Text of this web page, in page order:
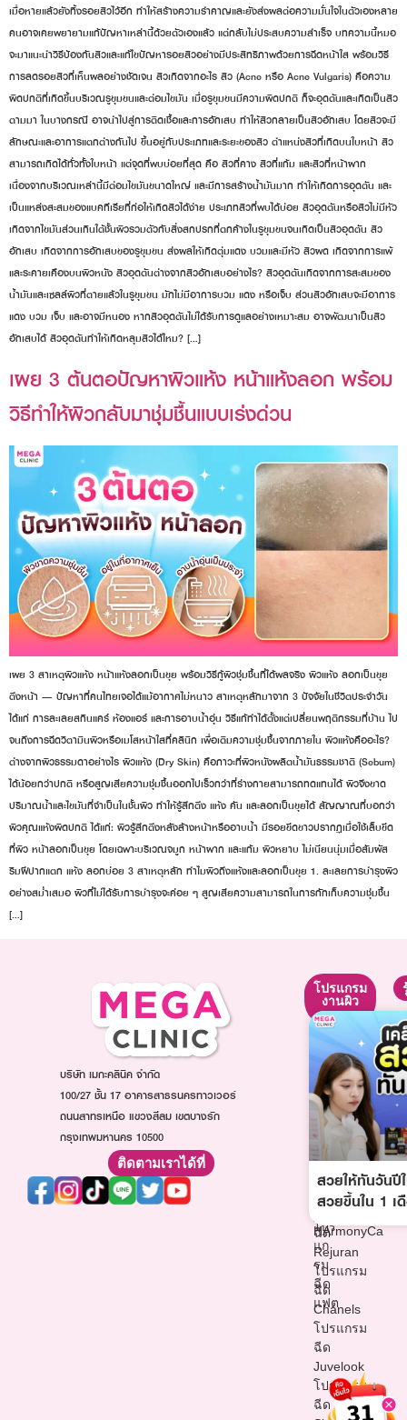
เมื่อหายแล้วยังทิ้งรอยสิวไว้อีก ทำให้สร้างความรำคาญและยังส่งผลต่อความมั่นใจในตัวเองหลาย
คนอาจเคยพยายามแก้ปัญหาเหล่านี้ด้วยตัวเองแล้ว แต่กลับไม่ประสบความสำเร็จ บทความนี้หมอ
จะมาแนะนำวิธีป้องกันสิวและแก้ไขปัญหารอยสิวอย่างมีประสิทธิภาพด้วยการฉีดหน้าใส พร้อมวิธี
การลดรอยสิวที่เห็นผลอย่างชัดเจน สิวเกิดจากอะไร สิว (Acne หรือ Acne Vulgaris) คือความ
ผิดปกติที่เกิดขึ้นบริเวณรูขุมขนและต่อมไขมัน เมื่อรูขุมขนมีความผิดปกติ ก็จะอุดตันและเกิดเป็นสิว
ตามมา ในบางกรณี อาจนำไปสู่การติดเชื้อและการอักเสบ ทำให้สิวกลายเป็นสิวอักเสบ โดยสิวจะมี
ลักษณะและอาการแตกต่างกันไป ขึ้นอยู่กับประเภทและระยะของสิว ตำแหน่งสิวที่เกิดบนใบหน้า สิว
สามารถเกิดได้ทั่วทั้งใบหน้า แต่จุดที่พบบ่อยที่สุด คือ สิวที่คาง สิวที่แก้ม และสิวที่หน้าผาก
เนื่องจากบริเวณเหล่านี้มีต่อมไขมันขนาดใหญ่ และมีการสร้างน้ำมันมาก ทำให้เกิดการอุดตัน และ
เป็นแหล่งสะสมของแบคทีเรียที่ก่อให้เกิดสิวได้ง่าย ประเภทสิวที่พบได้บ่อย สิวอุดตันหรือสิวไม่มีหัว
เกิดจากไขมันส่วนเกินใต้ชั้นผิวรวมตัวกับสิ่งสกปรกที่ตกค้างในรูขุมขนจนเกิดเป็นสิวอุดตัน สิว
อักเสบ เกิดจากการอักเสบของรูขุมขน ส่งผลให้เกิดตุ่มแดง บวมและมีหัว สิวผด เกิดจากการแพ้
และระคายเคืองบนผิวหนัง สิวอุดตันต่างจากสิวอักเสบอย่างไร? สิวอุดตันเกิดจากการสะสมของ
น้ำมันและเซลล์ผิวที่ตายแล้วในรูขุมขน มักไม่มีอาการบวม แดง หรือเจ็บ ส่วนสิวอักเสบจะมีอาการ
แดง บวม เจ็บ และอาจมีหนอง หากสิวอุดตันไม่ได้รับการดูแลอย่างเหมาะสม อาจพัฒนาเป็นสิว
อักเสบได้ สิวอุดตันทำให้เกิดหลุมสิวได้ไหม? […]
เผย 3 ต้นตอปัญหาผิวแห้ง หน้าแห้งลอก พร้อม
วิธีทำให้ผิวกลับมาชุ่มชื้นแบบเร่งด่วน
เผย 3 สาเหตุผิวแห้ง หน้าแห้งลอกเป็นขุย พร้อมวิธีกู้ผิวชุ่มชื้นที่ได้ผลจริง ผิวแห้ง ลอกเป็นขุย
ตึงหน้า — ปัญหาที่คนไทยเจอได้แม้อากาศไม่หนาว สาเหตุหลักมาจาก 3 ปัจจัยในชีวิตประจำวัน
ได้แก่ การละเลยสกินแคร์ ห้องแอร์ และการอาบน้ำอุ่น วิธีแก้ทำได้ตั้งแต่เปลี่ยนพฤติกรรมที่บ้าน ไป
จนถึงการฉีดวิตามินผิวหรือเมโสหน้าใสที่คลินิก เพื่อเติมความชุ่มชื้นจากภายใน ผิวแห้งคืออะไร?
ต่างจากผิวธรรมดาอย่างไร ผิวแห้ง (Dry Skin) คือภาวะที่ผิวหนังผลิตน้ำมันธรรมชาติ (Sebum)
ได้น้อยกว่าปกติ หรือสูญเสียความชุ่มชื้นออกไปเร็วกว่าที่ร่างกายสามารถทดแทนได้ ผิวจึงขาด
ปริมาณน้ำและไขมันที่จำเป็นในชั้นผิว ทำให้รู้สึกตึง แห้ง คัน และลอกเป็นขุยได้ สัญญาณที่บอกว่า
ผิวคุณแห้งผิดปกติ ได้แก่: ผิวรู้สึกตึงหลังล้างหน้าหรืออาบน้ำ มีรอยขีดขาวปรากฏเมื่อใช้เล็บขีด
ที่ผิว หน้าลอกเป็นขุย โดยเฉพาะบริเวณจมูก หน้าผาก และแก้ม ผิวหยาบ ไม่เนียนนุ่มเมื่อสัมผัส
ริมฝีปากแตก แห้ง ลอกบ่อย 3 สาเหตุหลัก ทำไมผิวถึงแห้งและลอกเป็นขุย 1. ละเลยการบำรุงผิว
อย่างสม่ำเสมอ ผิวที่ไม่ได้รับการบำรุงจะค่อย ๆ สูญเสียความสามารถในการกักเก็บความชุ่มชื้น
[…]
บริษัท เมกะคลินิค จำกัด
100/27 ชั้น 17 อาคารสาธรนครทาวเวอร์
ถนนสาทรเหนือ แขวงสีลม เขตบางรัก
กรุงเทพมหานคร 10500
ติดตามเราได้ที่
โปรแกรม
ปรับรูป
หน้า
โปรแกรม
ฉีดโบท็
อก
โปร
แก
รม
ฉีด
เลอ
ร์
โปร
แก
รม
ฉีด
แฟต
โปรแกรม
ยกกระชับ
โปรแกรม
Ultraformer
โปรแกรม
Oligio
โปรแกรม
Thermage
โปรแกรม
ฉีด
Sculptra
โปรแกรม
HArmonyCa
โปรแกรม
งานผิว
โปรแกรม
ฉีดหน้า
ใส
โปรแกรม
ฉีดออร่า
ไวท์
โปรแกรม
ฉีด
วิตามิน
ผิว
ฉีด
Rejuran
โปรแกรม
ฉีด
Chanels
โปรแกรม
ฉีด
Juvelook
โปรแกรม
ฉีด
สวยให้ทันวันปี
สวยขึ้นใน 1 เ